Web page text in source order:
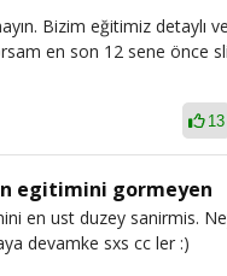
Bizim eğitimiz detaylı
en son 12 sene önce
13
egitimini gormeyen
en ust duzey sanirmis.
devamke sxs cc ler :)